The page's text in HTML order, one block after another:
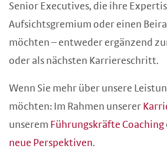
Senior Executives, die ihre
Aufsichtsgremium oder einen
möchten – entweder ergänzend
oder als nächsten Karriereschritt.
Wenn Sie mehr über unsere
möchten: Im Rahmen unserer
unserem Führungskräfte Coaching
neue Perspektiven.